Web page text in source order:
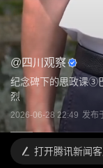
@四川观察
纪念碑下的思政课③
烈
2026-06-28 22:49 发布
打开腾讯新闻